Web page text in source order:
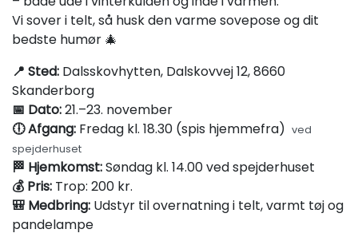
Vi sover i telt, så husk den varme sovepose og dit
bedste humør 🎄
📍 Sted: Dalsskovhytten, Dalskovvej 12, 8660
Skanderborg
📅 Dato:21.–23. november
🕕 Afgang: Fredag kl. 18.30 (spis hjemmefra) ved
spejderhuset
🏁 Hjemkomst:Søndag kl. 14.00 ved spejderhuset
💰 Pris: Trop: 200 kr.
🎒 Medbring: Udstyr til overnatning i telt, varmt tøj og
pandelampe